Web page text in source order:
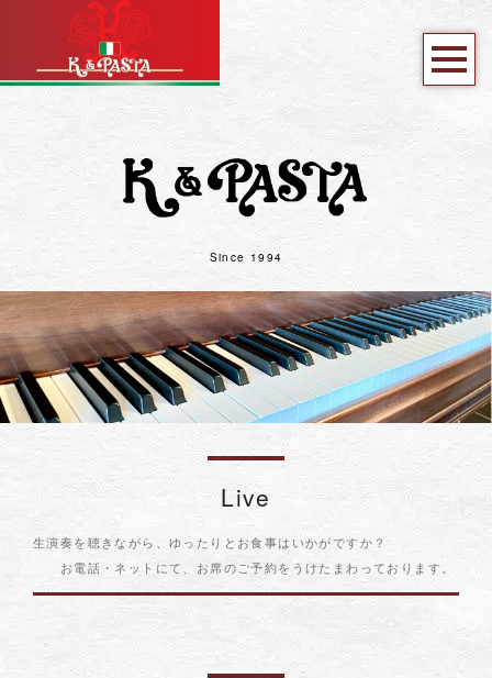
Since 1994
Live
生演奏を聴きながら、ゆったりとお食事はいかがですか？
お電話・ネットにて、お席のご予約をうけたまわっております。